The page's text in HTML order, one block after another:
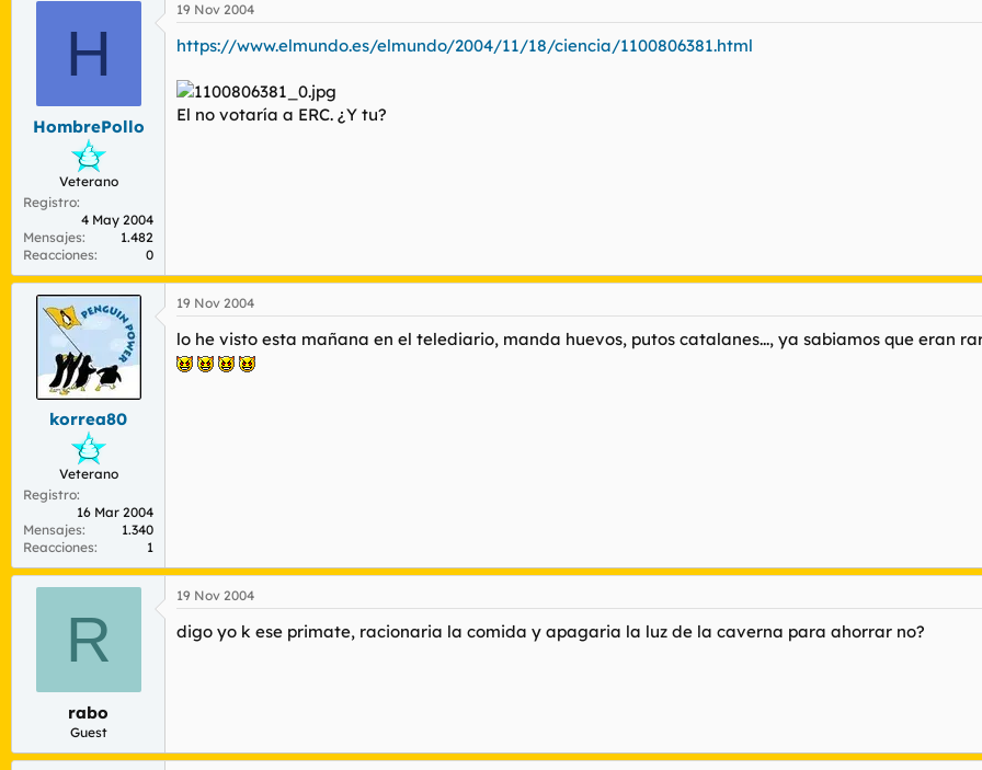
d
e
m
d
H
HombrePollo
Veterano
Registro
4 May 2004
Mensajes
1.482
Reacciones
0
19 Nov 2004
https://www.elmundo.es/elmundo/2004/11/18/ciencia/1100806381.html
El no votaría a ERC. ¿Y tu?
korrea80
Veterano
Registro
16 Mar 2004
Mensajes
1.340
Reacciones
1
19 Nov 2004
lo he visto esta mañana en el telediario, manda huevos, putos catalanes..., ya sabiamos que eran
R
rabo
Guest
19 Nov 2004
digo yo k ese primate, racionaria la comida y apagaria la luz de la caverna para ahorrar no?